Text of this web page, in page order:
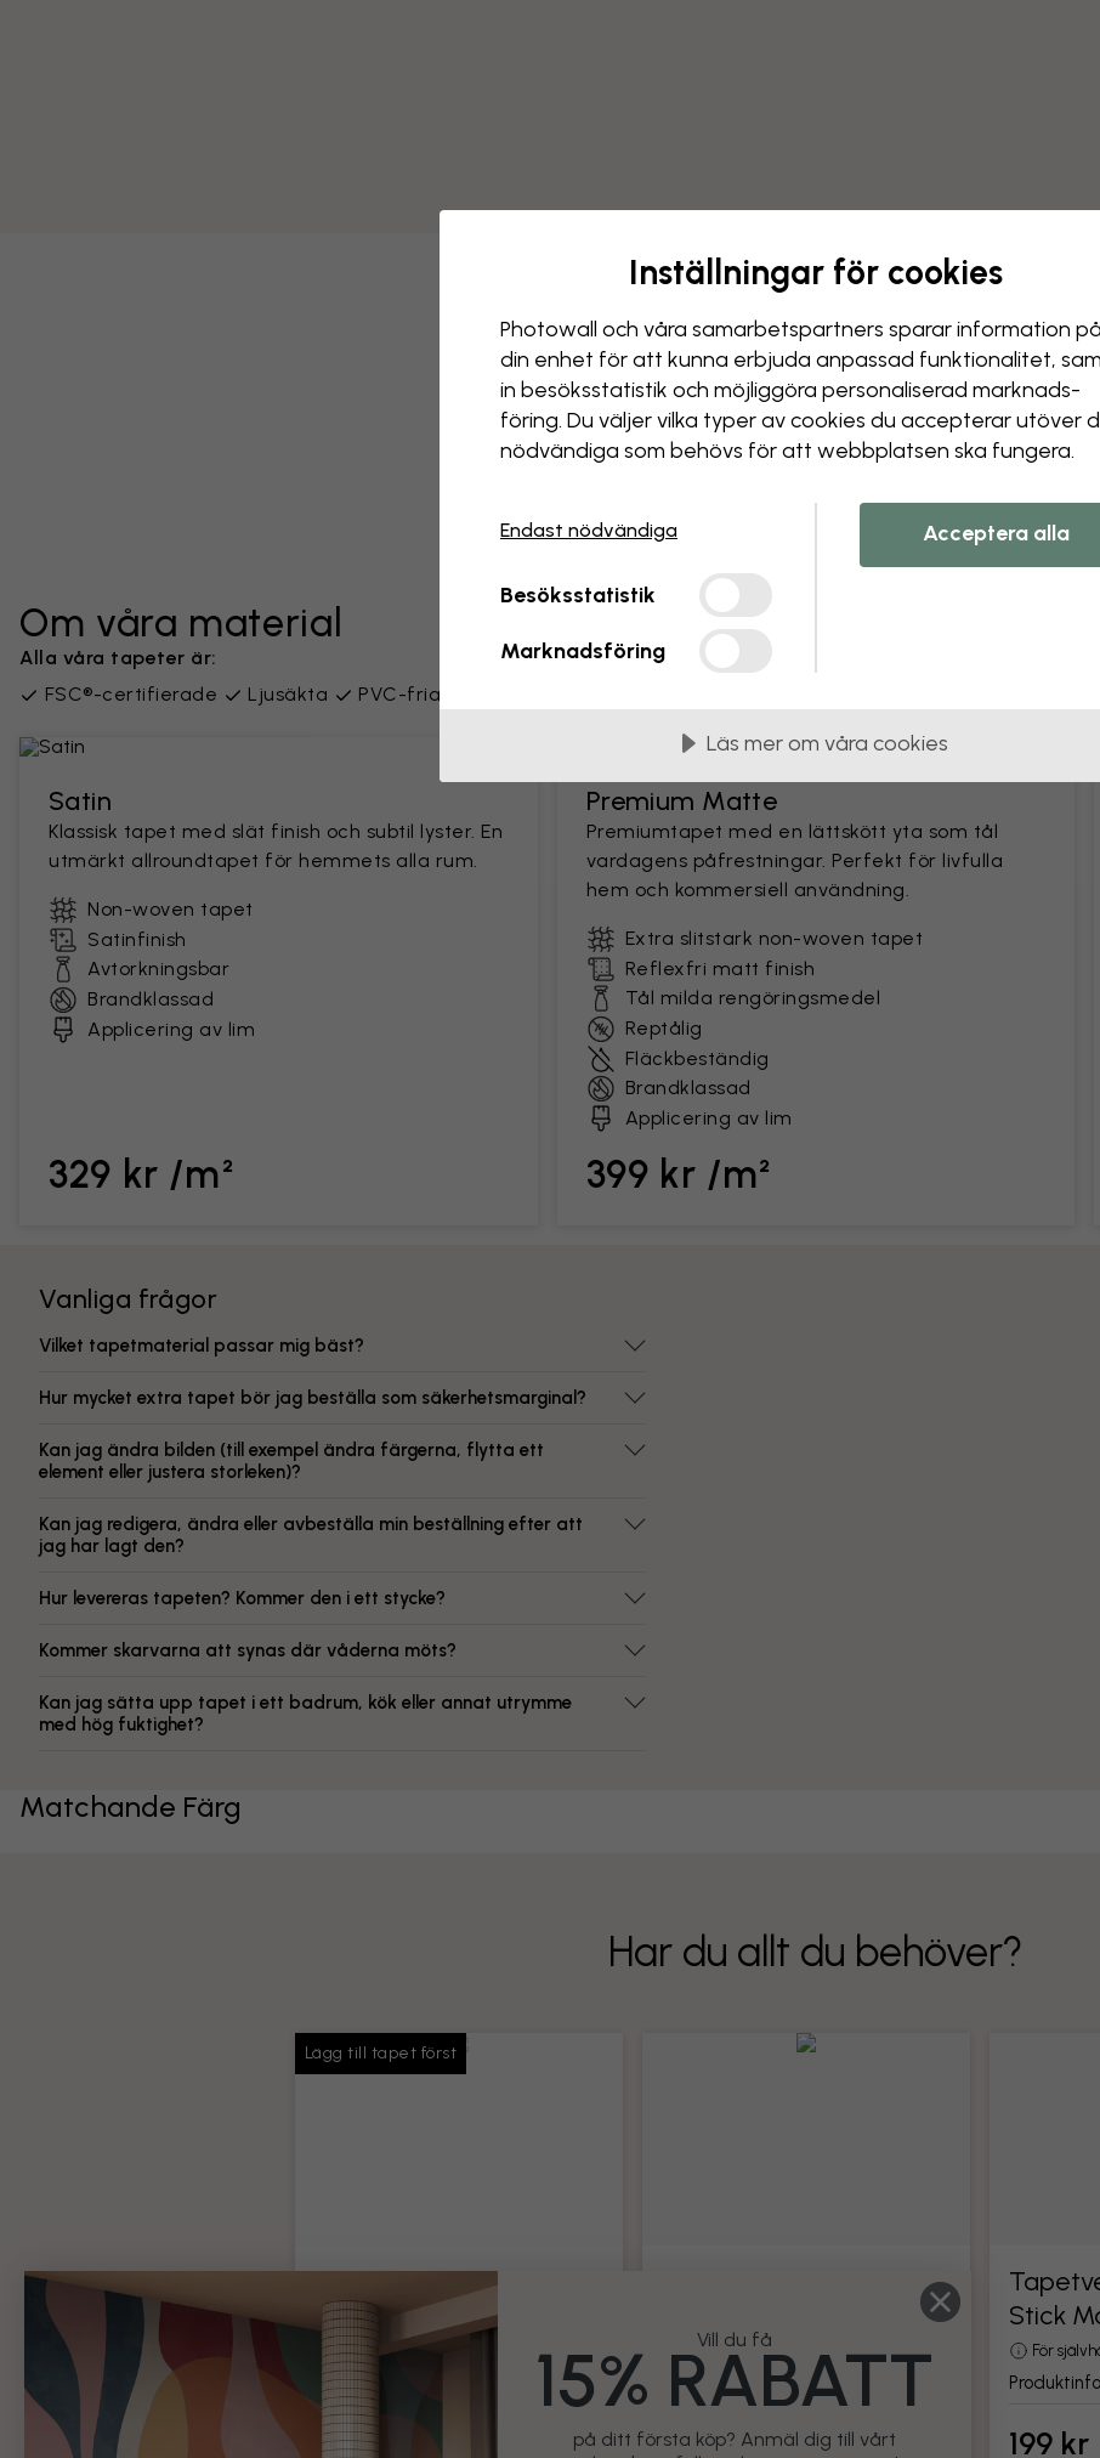
Förändra din tapet
Vårt designteam kan justera
Ändra storlek eller färger
Lägga till eller ta bort ett
Anpassa en detalj
Skapa din egen tapet från
Om våra material
Alla våra tapeter är:
FSC®-certifierade
Ljusäkta PVC-fria
Satin
Klassisk tapet med slät finish och subtil lyster. En
utmärkt allroundtapet för hemmets alla rum.
Non-woven tapet
Satinfinish
Avtorkningsbar
Brandklassad
Applicering av lim
329 kr /m²
Premium Matte
Premiumtapet med en lättskött yta som tål
vardagens påfrestningar. Perfekt för livfulla
hem och kommersiell användning.
Extra slitstark non-woven tapet
Reflexfri matt finish
Tål milda rengöringsmedel
Reptålig
Fläckbeständig
Brandklassad
Applicering av lim
399 kr /m²
Vanliga frågor
Vilket tapetmaterial passar mig bäst?
Hur mycket extra tapet bör jag beställa som säkerhetsmarginal?
Kan jag ändra bilden (till exempel ändra färgerna, flytta ett
element eller justera storleken)?
Kan jag redigera, ändra eller avbeställa min beställning efter att
jag har lagt den?
Hur levereras tapeten? Kommer den i ett stycke?
Kommer skarvarna att synas där våderna möts?
Kan jag sätta upp tapet i ett badrum, kök eller annat utrymme
med hög fuktighet?
Matchande Färg
Har du allt du behöver?
Lägg till tapet först
Tapetlim
Tillräckligt med lim för hela din
beställning
Produktinformation
99 kr
Alla verktyg för montering av tapet
Produktinformation
199 kr
Stick
För
199 kr
Vill du få
15% RABATT
på ditt första köp? Anmäl dig till vårt
Inställningar för cookies
Photowall och våra samarbets­partners sparar information på
din enhet för att kunna erbjuda anpassad funktionalitet,
in besöks­statistik och möjliggöra personaliserad marknads­
föring. Du väljer vilka typer av cookies du accepterar utöver
nödvändiga som behövs för att webbplatsen ska fungera.
Endast nödvändiga
Besöksstatistik
Marknadsföring
Acceptera alla
Läs mer om våra cookies